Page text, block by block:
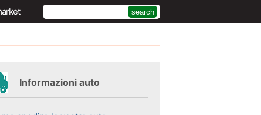
Informazioni auto